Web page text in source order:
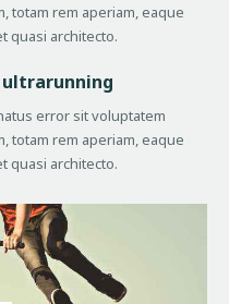
totam rem aperiam, eaque
quasi architecto.
ultrarunning
error sit voluptatem
totam rem aperiam, eaque
quasi architecto.